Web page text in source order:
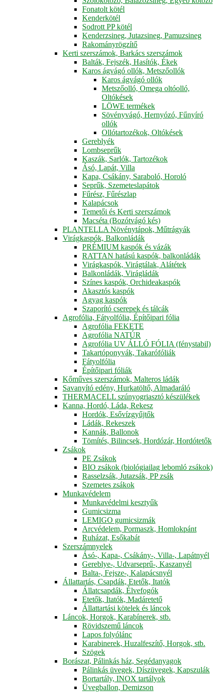
Fonatolt kötél
Kenderkötél
Sodrott PP kötél
Kenderzsineg, Jutazsineg, Pamuzsineg
Rakományrögzítő
Kerti szerszámok, Barkács szerszámok
Balták, Fejszék, Hasítók, Ékek
Karos ágvágó ollók, Metszőollók
Karos ágvágó ollók
Metszőolló, Omega oltóolló,
Oltókések
LÖWE termékek
Sövényvágó, Hernyózó, Fűnyíró
ollók
Ollótartozékok, Oltókések
Gereblyék
Lombseprűk
Kaszák, Sarlók, Tartozékok
Ásó, Lapát, Villa
Kapa, Csákány, Saraboló, Horoló
Seprűk, Szemeteslapátok
Fűrész, Fűrészlap
Kalapácsok
Temetői és Kerti szerszámok
Macséta (Bozótvágó kés)
PLANTELLA Növénytápok, Műtrágyák
Virágkaspók, Balkonládák
PRÉMIUM kaspók és vázák
RATTAN hatású kaspók, balkonládák
Virágkaspók, Virágtálak, Alátétek
Balkonládák, Virágládák
Színes kaspók, Orchideakaspók
Akasztós kaspók
Agyag kaspók
Szaporító cserepek és tálcák
Agrofólia, Fátyolfólia, Építőipari fólia
Agrofólia FEKETE
Agrofólia NATÚR
Agrofólia UV ÁLLÓ FÓLIA (fénystabil)
Takartóponyvák, Takarófóliák
Fátyolfólia
Építőipari fóliák
Kőműves szerszámok, Malteros ládák
Savanyító edény, Hurkatöltő, Almadaráló
THERMACELL szúnyogriasztó készülékek
Kanna, Hordó, Láda, Rekesz
Hordók, Esővízgyűjtők
Ládák, Rekeszek
Kannák, Ballonok
Tömítés, Bilincsek, Hordózár, Hordótetők
Zsákok
PE Zsákok
BIO zsákok (biológiailag lebomló zsákok)
Rasselzsák, Jutazsák, PP zsák
Szemetes zsákok
Munkavédelem
Munkavédelmi kesztyűk
Gumicsizma
LEMIGO gumicsizmák
Arcvédelem, Pormaszk, Homlokpánt
Ruházat, Esőkabát
Szerszámnyelek
Ásó-, Kapa-, Csákány-, Villa-, Lapátnyél
Gereblye-, Udvarseprű-, Kaszanyél
Balta-, Fejsze-, Kalapácsnyél
Állattartás, Csapdák, Etetők, Itatók
Állatcsapdák, Élvefogók
Etetők, Itatók, Madáretető
Állattartási kötelek és láncok
Láncok, Horgok, Karabínerek, stb.
Rövidszemű láncok
Lapos folyólánc
Karabinerek, Huzalfeszítő, Horgok, stb.
Szögek
Borászat, Pálinkás ház, Segédanyagok
Pálinkás üvegek, Díszüvegek, Kapszulák
Bortartály, INOX tartályok
Üvegballon, Demizson